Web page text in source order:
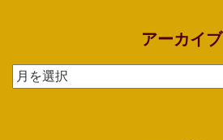
アーカイブ
ア